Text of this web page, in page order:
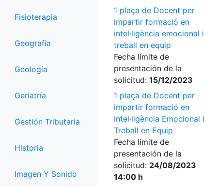
Fisioterapia
Geografía
Geología
Geriatría
Gestión Tributaria
Historia
Imagen Y Sonido
1 plaça de Docent per
impartir formació en
intel·ligència emocional i
treball en equip
Fecha límite de
presentación de la
solicitud: 15/12/2023
1 plaça de Docent per
impartir formació en
Intel·ligència Emocional i
Treball en Equip
Fecha límite de
presentación de la
solicitud: 24/08/2023
14:00 h